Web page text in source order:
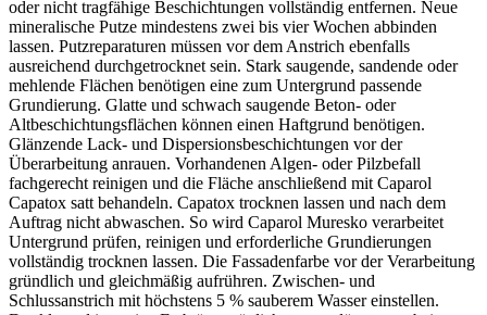
oder nicht tragfähige Beschichtungen vollständig entfernen. Neue
mineralische Putze mindestens zwei bis vier Wochen abbinden
lassen. Putzreparaturen müssen vor dem Anstrich ebenfalls
ausreichend durchgetrocknet sein. Stark saugende, sandende oder
mehlende Flächen benötigen eine zum Untergrund passende
Grundierung. Glatte und schwach saugende Beton- oder
Altbeschichtungsflächen können einen Haftgrund benötigen.
Glänzende Lack- und Dispersionsbeschichtungen vor der
Überarbeitung anrauen. Vorhandenen Algen- oder Pilzbefall
fachgerecht reinigen und die Fläche anschließend mit Caparol
Capatox satt behandeln. Capatox trocknen lassen und nach dem
Auftrag nicht abwaschen. So wird Caparol Muresko verarbeitet
Untergrund prüfen, reinigen und erforderliche Grundierungen
vollständig trocknen lassen. Die Fassadenfarbe vor der Verarbeitung
gründlich und gleichmäßig aufrühren. Zwischen- und
Schlussanstrich mit höchstens 5 % sauberem Wasser einstellen.